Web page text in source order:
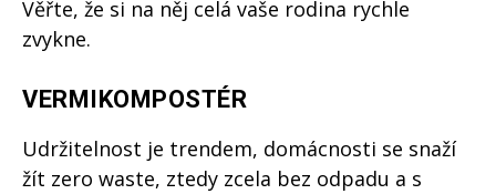
Věřte, že si na něj celá vaše rodina rychle
zvykne.
VERMIKOMPOSTÉR
Udržitelnost je trendem, domácnosti se snaží
žít zero waste, ztedy zcela bez odpadu a s